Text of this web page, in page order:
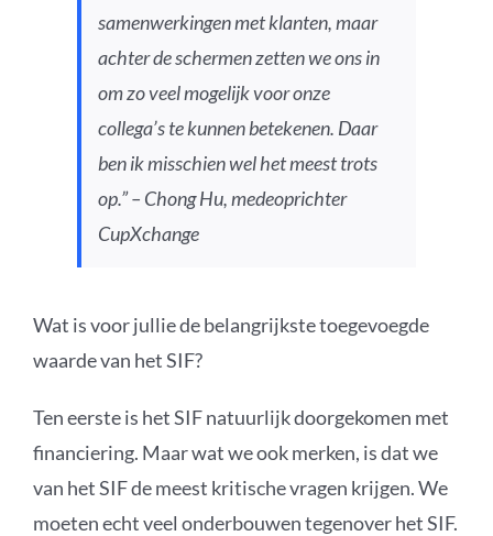
samenwerkingen met klanten, maar
achter de schermen zetten we ons in
om zo veel mogelijk voor onze
collega’s te kunnen betekenen. Daar
ben ik misschien wel het meest trots
op.” – Chong Hu, medeoprichter
CupXchange
Wat is voor jullie de belangrijkste toegevoegde
waarde van het SIF?
Ten eerste is het SIF natuurlijk doorgekomen met
financiering. Maar wat we ook merken, is dat we
van het SIF de meest kritische vragen krijgen. We
moeten echt veel onderbouwen tegenover het SIF.